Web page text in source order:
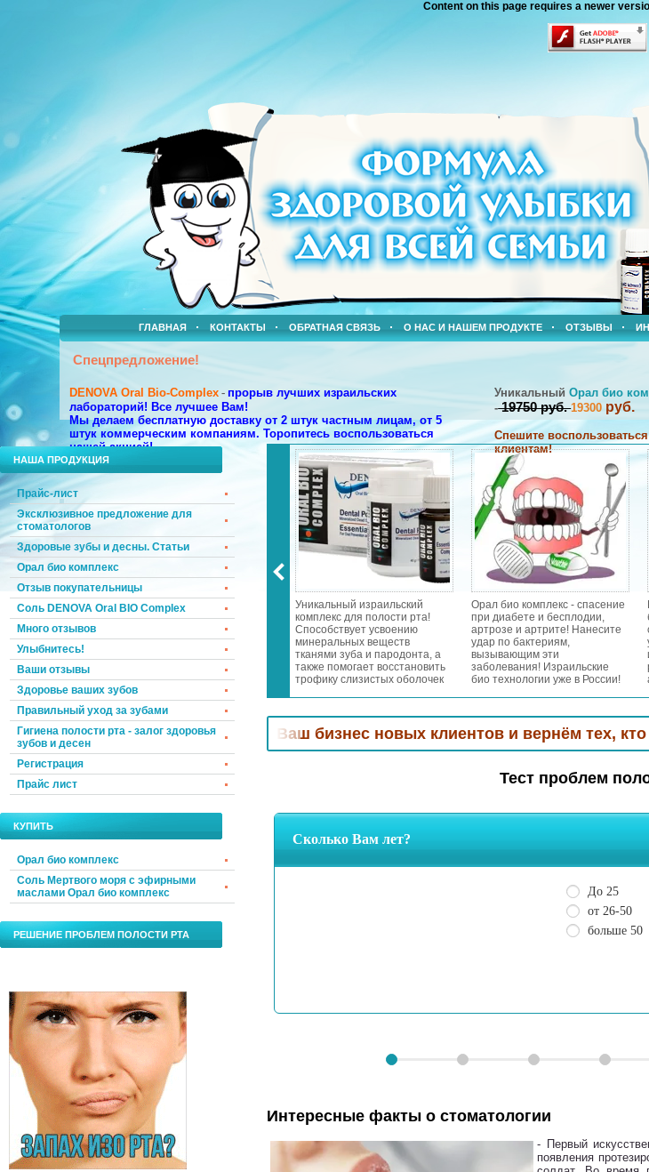
Content on this page requires a newer
ГЛАВНАЯ КОНТАКТЫ ОБРАТНАЯ СВЯЗЬ О НАС И НАШЕМ ПРОДУКТЕ ОТЗЫВЫ
Спецпредложение!
DENOVA Oral Bio-Complex - прорыв лучших израильских
лабораторий! Все лучшее Вам!
Мы делаем бесплатную доставку от 2 штук частным лицам, от 5
штук коммерческим компаниям. Торопитесь воспользоваться
нашей акцией!
УникальныйОрал био
-19750 руб.19300 руб.
Спешите
клиентам!
НАПИШИТЕ НАМ
НАША ПРОДУКЦИЯ
Прайс-лист
Эксклюзивное предложение для
стоматологов
Здоровые зубы и десны. Статьи
Орал био комплекс
Отзыв покупательницы
Соль DENOVA Oral BIO Complex
Много отзывов
Улыбнитесь!
Ваши отзывы
Здоровье ваших зубов
Правильный уход за зубами
Гигиена полости рта - залог здоровья
зубов и десен
Регистрация
Прайс лист
КУПИТЬ
Орал био комплекс
Соль Мертвого моря с эфирными
маслами Орал био комплекс
РЕШЕНИЕ ПРОБЛЕМ ПОЛОСТИ РТА
изо рта
Осветление и
эмали! Лечение
и пародонтита!
в
всего за
Эксклюзивное предложение
для стоматологов!
Специальные цены и подарки!
Мы возвращаем к Вам
клиентов, которые уже хотели
уйти к Вашим конкурентам.
Уникальный израильский
комплекс для полости рта!
Способствует усвоению
минеральных веществ
тканями зуба и пародонта, а
также помогает восстановить
трофику слизистых оболочек
чувствительность зубов и
дёсен.
Орал био комплекс - спасение
при диабете и бесплодии,
артрозе и артрите! Нанесите
удар по бактериям,
вызывающим эти
заболевания! Израильские
био технологии уже в России!
Привлечемв Ваш бизнес новых клиентов и вернём тех,кто решил
Тест проблем
Интересные факты о стоматологии
- Первый
появления